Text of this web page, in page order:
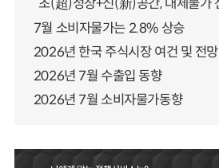
“초(超)성장+신(新)공간, 대체불가
7월 소비자물가는 2.8% 상승
2026년 한국 주식시장 여건 및 전망
2026년 7월 수출입 동향
2026년 7월 소비자물가동향